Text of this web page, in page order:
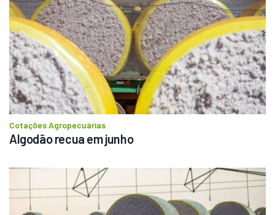
Cotações Agropecuárias
Algodão recua em junho